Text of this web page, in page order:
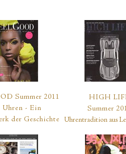
Summer 2011
Uhren - Ein
der Geschichte
HIGH
Summer
Uhrentradition aus